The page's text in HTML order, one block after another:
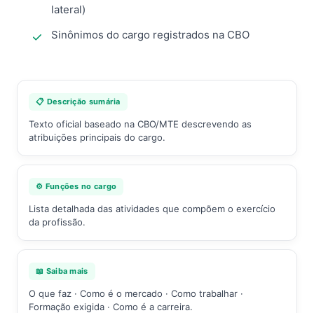
lateral)
Sinônimos do cargo registrados na CBO
📋 Descrição sumária
Texto oficial baseado na CBO/MTE descrevendo as
atribuições principais do cargo.
⚙️ Funções no cargo
Lista detalhada das atividades que compõem o exercício
da profissão.
📖 Saiba mais
O que faz · Como é o mercado · Como trabalhar ·
Formação exigida · Como é a carreira.